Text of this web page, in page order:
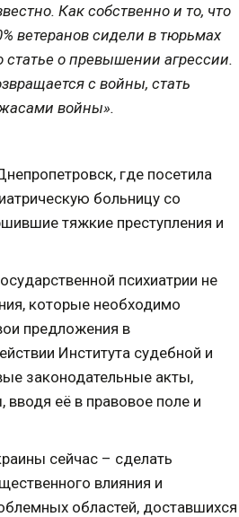
Как собственно и то, что
ветеранов сидели в тюрьмах
статье о превышении агрессии.
с войны, стать
войны».
где посетила
больницу со
тяжкие преступления и
психиатрии не
которые необходимо
предложения в
Института судебной и
законодательные акты,
её в правовое поле и
сейчас – сделать
влияния и
областей, доставшихся